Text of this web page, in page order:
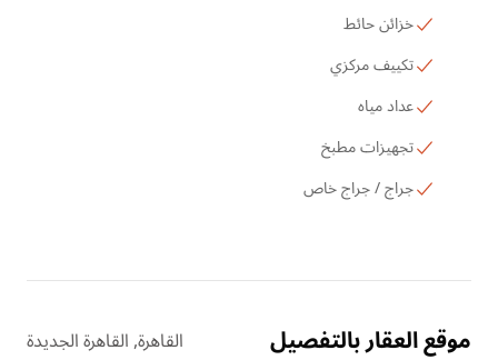
خزائن حائط
تكييف مركزي
عداد مياه
تجهيزات مطبخ
جراج / جراج خاص
موقع العقار بالتفصيل القاهرة, القاهرة الجديدة